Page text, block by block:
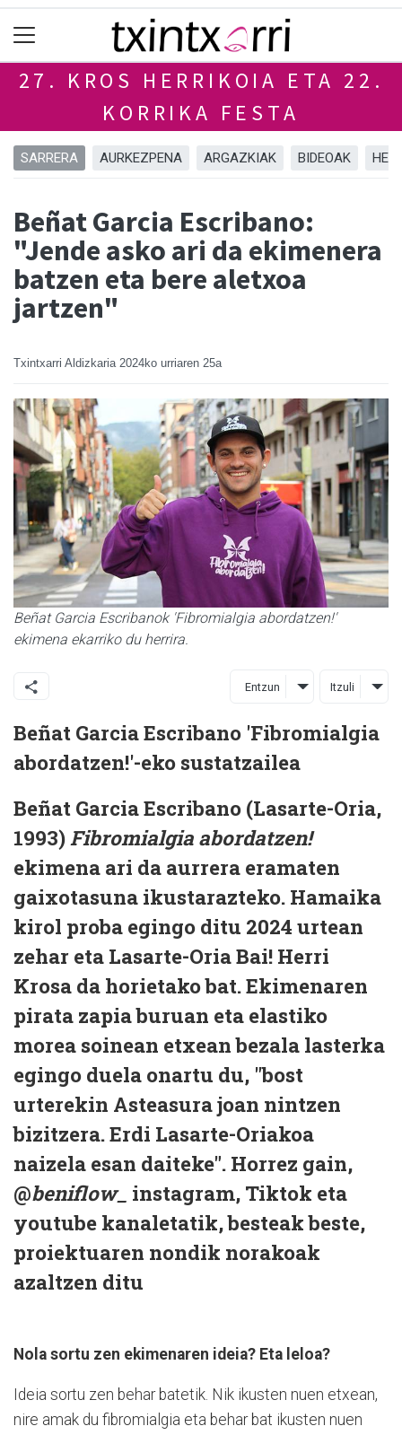
27. KROS HERRIKOIA ETA 22.
KORRIKA FESTA
SARRERA AURKEZPENA ARGAZKIAK BIDEOAK
Beñat Garcia Escribano:
"Jende asko ari da ekimenera
batzen eta bere aletxoa
jartzen"
Txintxarri Aldizkaria 2024ko urriaren 25a
Beñat Garcia Escribanok 'Fibromialgia abordatzen!'
ekimena ekarriko du herrira.
Entzun Itzuli
Beñat Garcia Escribano 'Fibromialgia
abordatzen!'-eko sustatzailea
Beñat Garcia Escribano (Lasarte-Oria,
1993)Fibromialgia abordatzen!
ekimena ari da aurrera eramaten
gaixotasuna ikustarazteko. Hamaika
kirol proba egingo ditu 2024 urtean
zehar eta Lasarte-Oria Bai! Herri
Krosa da horietako bat. Ekimenaren
pirata zapia buruan eta elastiko
morea soinean etxean bezala lasterka
egingo duela onartu du, "bost
urterekin Asteasura joan nintzen
bizitzera. Erdi Lasarte-Oriakoa
naizela esan daiteke". Horrez gain,
@beniflow_ instagram, Tiktok eta
youtube kanaletatik, besteak beste,
proiektuaren nondik norakoak
azaltzen ditu
Nola sortu zen ekimenaren ideia? Eta leloa?
Ideia sortu zen behar batetik. Nik ikusten nuen etxean,
nire amak du fibromialgia eta behar bat ikusten nuen